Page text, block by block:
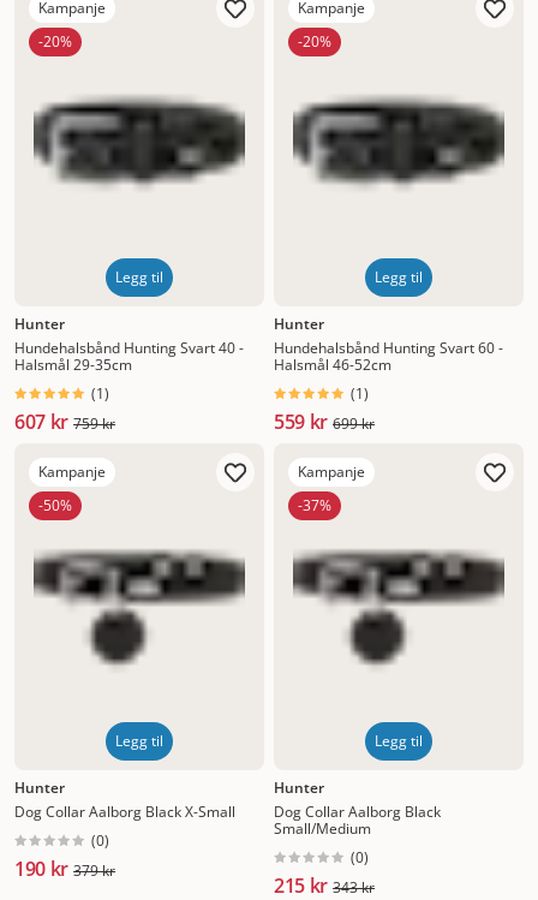
Kampanje
-20%
Legg til
Hunter
Hundehalsbånd Hunting Svart 40 -
Halsmål 29-35cm
(1)
607 kr 759 kr
Kampanje
-20%
Legg til
Hunter
Hundehalsbånd Hunting Svart 60 -
Halsmål 46-52cm
(1)
559 kr 699 kr
Kampanje
-50%
Legg til
Hunter
Dog Collar Aalborg Black X-Small
(0)
190 kr 379 kr
Kampanje
-37%
Legg til
Hunter
Dog Collar Aalborg Black
Small/Medium
(0)
215 kr 343 kr